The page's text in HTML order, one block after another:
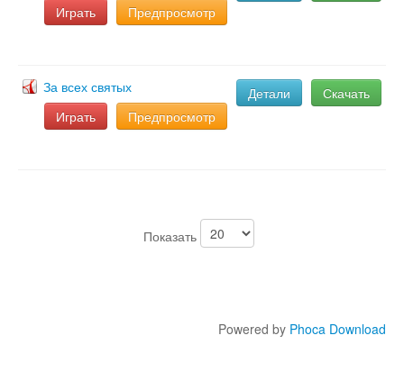
Документы
Статьи Ноты
Поддержать
Предпросмотр
Играть
За всех святых Скачать
Детали
Предпросмотр
Играть
Показать
Powered by Phoca Download